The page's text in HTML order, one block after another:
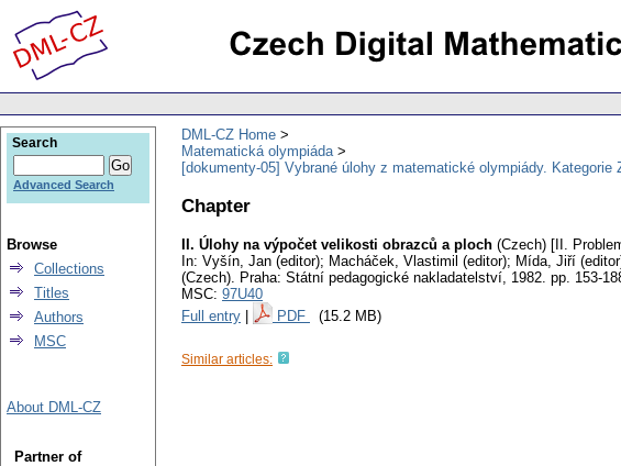
DML-CZ Home
Matematická olympiáda
[dokumenty-05] Vybrané úlohy z matematické olympiády.
Chapter
II. Úlohy na výpočet velikosti obrazců a ploch (Czech) [II.
In: Vyšín, Jan (editor); Macháček, Vlastimil (editor); Mída, Jiří
(Czech). Praha: Státní pedagogické nakladatelství, 1982. pp. 153-
MSC: 97U40
Full entry
PDF (15.2 MB)
Similar articles:
Search
Advanced Search
Browse
Collections
Titles
Authors
MSC
About DML-CZ
Partner of